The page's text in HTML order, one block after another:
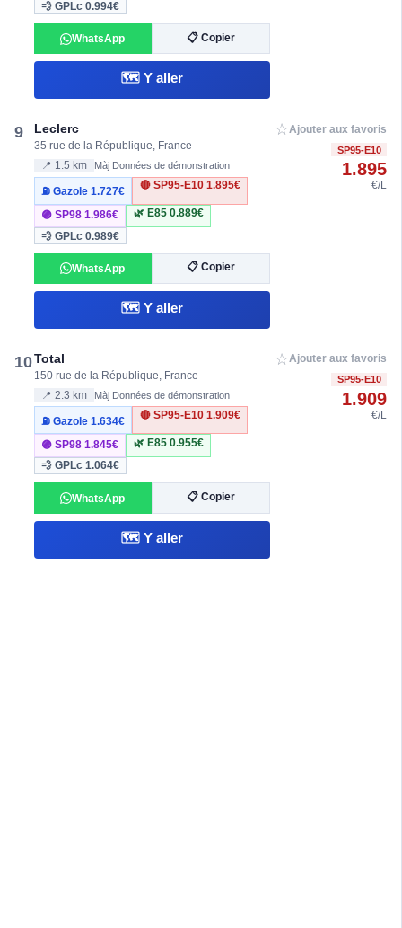
💨 GPLc0.994€
WhatsApp 📋 Copier
🗺️ Y aller
9 Leclerc
35 rue de la République, France
📍 1.5 km Màj Données de démonstration
⛽ Gazole1.727€
🔴 SP95-E10 1.895€
🟣 SP981.986€ 🌿 E85 0.889€
💨 GPLc0.989€
WhatsApp 📋 Copier
🗺️ Y aller
☆Ajouter aux favoris
SP95-E10
1.895
€/L
10Total
150 rue de la République, France
📍 2.3 km Màj Données de démonstration
⛽ Gazole1.634€
🔴 SP95-E10 1.909€
🟣 SP981.845€ 🌿 E85 0.955€
💨 GPLc1.064€
WhatsApp 📋 Copier
🗺️ Y aller
☆Ajouter aux favoris
SP95-E10
1.909
€/L